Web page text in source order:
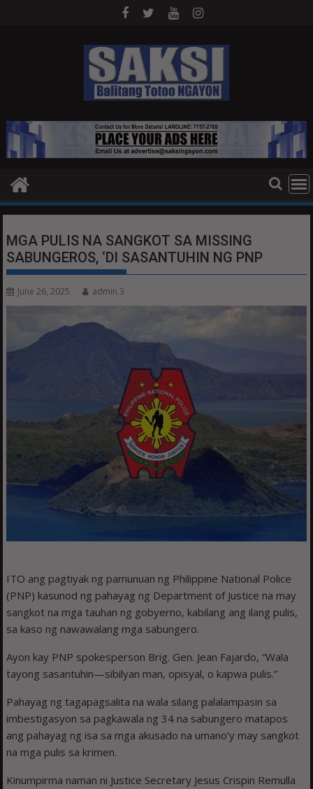
MGA PULIS NA SANGKOT SA MISSING
SABUNGEROS, ‘DI SASANTUHIN NG PNP
June 26, 2025 admin 3
ITO ang pagtiyak ng pamunuan ng Philippine National Police
(PNP) kasunod ng pahayag ng Department of Justice na may
sangkot na mga tauhan ng gobyerno, kabilang ang ilang pulis,
sa kaso ng nawawalang mga sabungero.
Ayon kay PNP spokesperson Brig. Gen. Jean Fajardo, “Wala
tayong sasantuhin—sibilyan man, opisyal, o kapwa pulis.”
Pahayag ng tagapagsalita na wala silang palalampasin sa
imbestigasyon sa pagkawala ng 34 na sabungero matapos
ang pahayag ng isa sa mga akusado na umano’y may sangkot
na mga pulis sa krimen.
Kinumpirma naman ni Justice Secretary Jesus Crispin Remulla